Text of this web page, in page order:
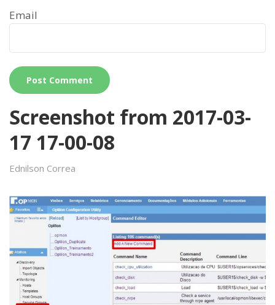
Email
Screenshot from 2017-03-
17 17-00-08
Ednilson Correa